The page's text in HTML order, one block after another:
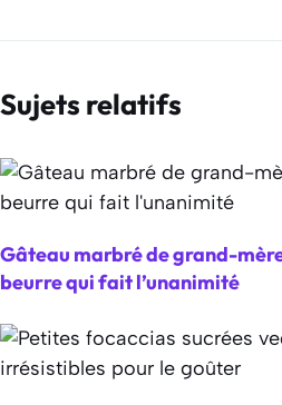
Sujets relatifs
Gâteau marbré de grand-
beurre qui fait l’unanimité